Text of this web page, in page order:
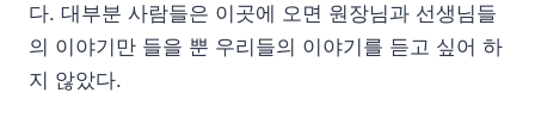
다. 대부분 사람들은 이곳에 오면 원장님과 선생님들
의 이야기만 들을 뿐 우리들의 이야기를 듣고 싶어 하
지 않았다.